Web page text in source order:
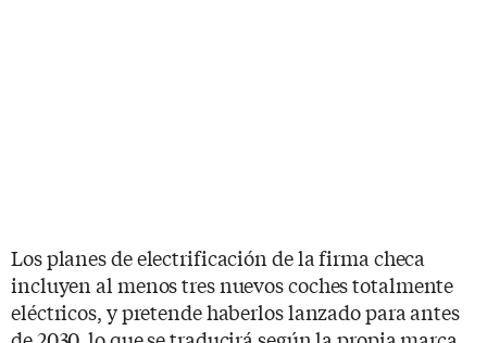
Los planes de electrificación de la firma checa
incluyen al menos tres nuevos coches totalmente
eléctricos, y pretende haberlos lanzado para antes